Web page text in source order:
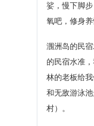
娑，慢下脚
氧吧，修身养
涠洲岛的民
的民宿水准
林的老板给
和无敌游泳
村）。